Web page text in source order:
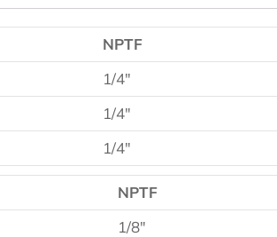
NPTF
1/4″
1/4″
1/4″
NPTF
1/8″